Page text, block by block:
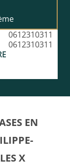
0612310311
0612310311
EN
X